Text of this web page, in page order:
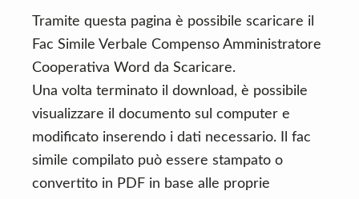
Tramite questa pagina è possibile scaricare il
Fac Simile Verbale Compenso Amministratore
Cooperativa Word da Scaricare.
Una volta terminato il download, è possibile
visualizzare il documento sul computer e
modificato inserendo i dati necessario. Il fac
simile compilato può essere stampato o
convertito in PDF in base alle proprie